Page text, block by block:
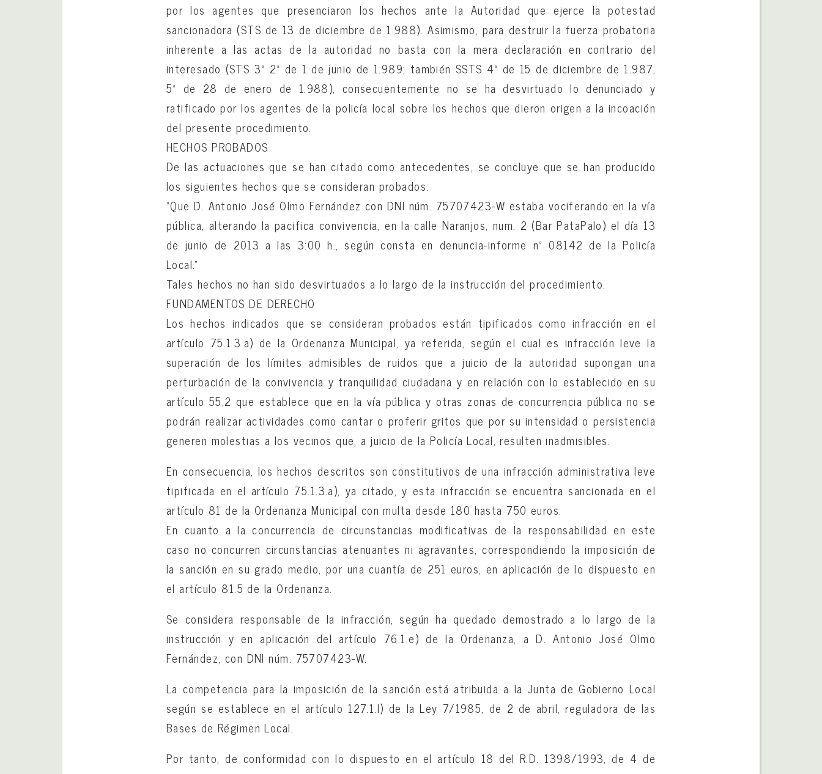
por los agentes que presenciaron los hechos ante la Autoridad que ejerce la potestad
sancionadora (STS de 13 de diciembre de 1.988). Asimismo, para destruir la fuerza probatoria
inherente a las actas de la autoridad no basta con la mera declaración en contrario del
interesado (STS 3ª 2ª de 1 de junio de 1.989; también SSTS 4ª de 15 de diciembre de 1.987,
5ª de 28 de enero de 1.988), consecuentemente no se ha desvirtuado lo denunciado y
ratificado por los agentes de la policía local sobre los hechos que dieron origen a la incoación
del presente procedimiento.
HECHOS PROBADOS
De las actuaciones que se han citado como antecedentes, se concluye que se han producido
los siguientes hechos que se consideran probados:
“Que D. Antonio José Olmo Fernández con DNI núm. 75707423-W estaba vociferando en la vía
pública, alterando la pacifica convivencia, en la calle Naranjos, num. 2 (Bar PataPalo) el día 13
de junio de 2013 a las 3:00 h., según consta en denuncia-informe nº 08142 de la Policía
Local.”
Tales hechos no han sido desvirtuados a lo largo de la instrucción del procedimiento.
FUNDAMENTOS DE DERECHO
Los hechos indicados que se consideran probados están tipificados como infracción en el
artículo 75.1.3.a) de la Ordenanza Municipal, ya referida, según el cual es infracción leve la
superación de los límites admisibles de ruidos que a juicio de la autoridad supongan una
perturbación de la convivencia y tranquilidad ciudadana y en relación con lo establecido en su
artículo 55.2 que establece que en la vía pública y otras zonas de concurrencia pública no se
podrán realizar actividades como cantar o proferir gritos que por su intensidad o persistencia
generen molestias a los vecinos que, a juicio de la Policía Local, resulten inadmisibles.
En consecuencia, los hechos descritos son constitutivos de una infracción administrativa leve
tipificada en el artículo 75.1.3.a), ya citado, y esta infracción se encuentra sancionada en el
artículo 81 de la Ordenanza Municipal con multa desde 180 hasta 750 euros.
En cuanto a la concurrencia de circunstancias modificativas de la responsabilidad en este
caso no concurren circunstancias atenuantes ni agravantes, correspondiendo la imposición de
la sanción en su grado medio, por una cuantía de 251 euros, en aplicación de lo dispuesto en
el artículo 81.5 de la Ordenanza.
Se considera responsable de la infracción, según ha quedado demostrado a lo largo de la
instrucción y en aplicación del artículo 76.1.e) de la Ordenanza, a D. Antonio José Olmo
Fernández, con DNI núm. 75707423-W.
La competencia para la imposición de la sanción está atribuida a la Junta de Gobierno Local
según se establece en el artículo 127.1.l) de la Ley 7/1985, de 2 de abril, reguladora de las
Bases de Régimen Local.
Por tanto, de conformidad con lo dispuesto en el artículo 18 del R.D. 1398/1993, de 4 de